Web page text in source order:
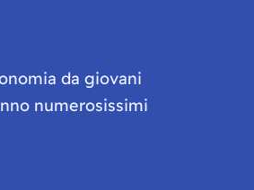
da giovani
numerosissimi